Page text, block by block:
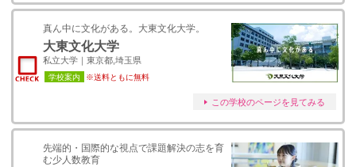
真ん中に文化がある。大東文化大学。
大東文化大学
私立大学｜東京都,埼玉県
学校案内 ※送料ともに無料
この学校のページを見てみる
先端的・国際的な視点で課題解決の志を育
む少人数教育